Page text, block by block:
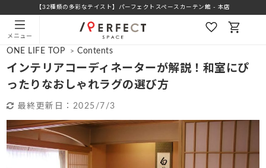
【32種類の多彩なテイスト】パーフェクトスペースカーテン館 - 本店
メニュー
ONE LIFE TOP > Contents
インテリアコーディネーターが解説！和室にぴ
ったりなおしゃれラグの選び方
最終更新日： 2025/7/3